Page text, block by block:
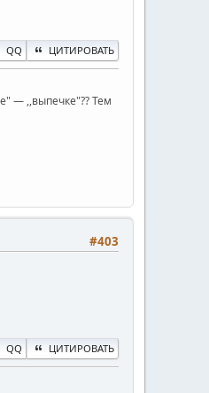
QQ ЦИТИРОВАТЬ
— ,,выпечке"?? Тем
#403
QQ ЦИТИРОВАТЬ